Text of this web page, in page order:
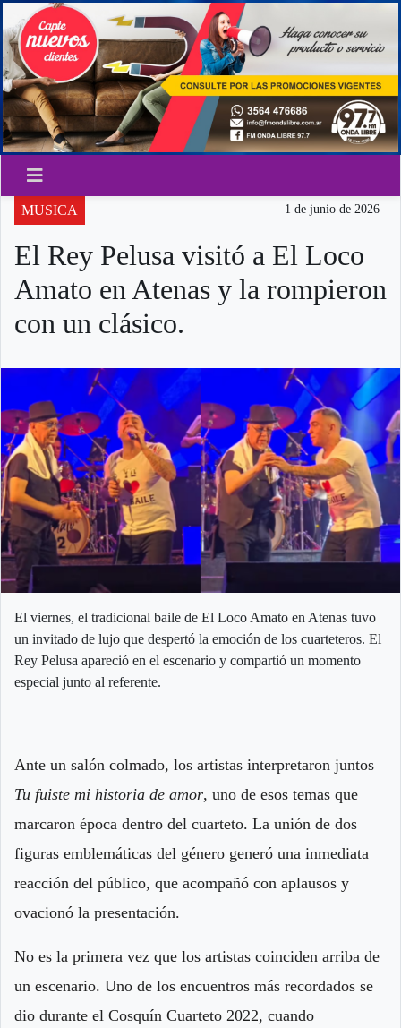
MUSICA 1 de junio de 2026
El Rey Pelusa visitó a El Loco
Amato en Atenas y la rompieron
con un clásico.
El viernes, el tradicional baile de El Loco Amato en Atenas tuvo
un invitado de lujo que despertó la emoción de los cuarteteros. El
Rey Pelusa apareció en el escenario y compartió un momento
especial junto al referente.
Ante un salón colmado, los artistas interpretaron juntos
Tu fuiste mi historia de amor, uno de esos temas que
marcaron época dentro del cuarteto. La unión de dos
figuras emblemáticas del género generó una inmediata
reacción del público, que acompañó con aplausos y
ovacionó la presentación.
No es la primera vez que los artistas coinciden arriba de
un escenario. Uno de los encuentros más recordados se
dio durante el Cosquín Cuarteto 2022, cuando